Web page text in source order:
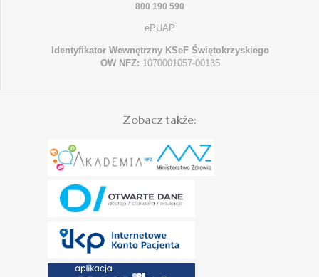
800 190 590
ePUAP
Identyfikator Wewnętrzny KSeF Świętokrzyskiego
OW NFZ: 1070001057-00135
Zobacz także: